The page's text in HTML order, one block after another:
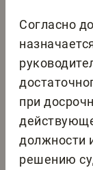
Согласно
при
должности
решению